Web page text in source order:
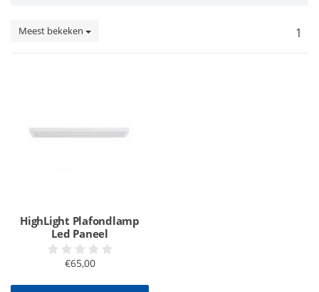
Meest bekeken 1
HighLight Plafondlamp
Led Paneel
€65,00